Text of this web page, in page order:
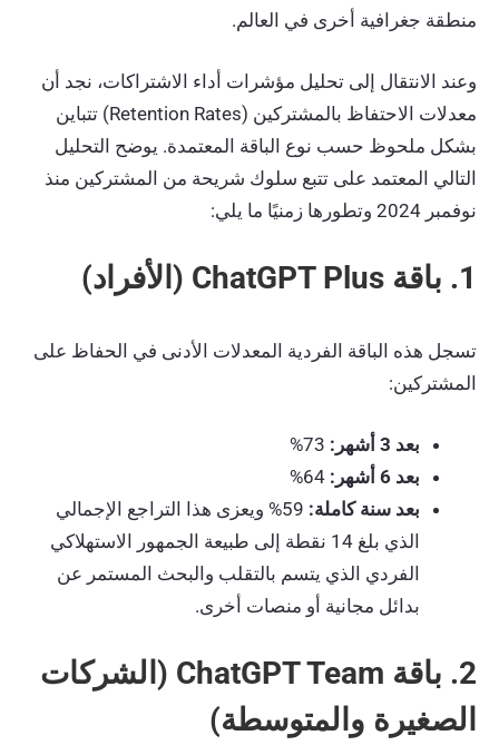
منطقة جغرافية أخرى في العالم.
وعند الانتقال إلى تحليل مؤشرات أداء الاشتراكات، نجد أن
معدلات الاحتفاظ بالمشتركين (Retention Rates) تتباين
بشكل ملحوظ حسب نوع الباقة المعتمدة. يوضح التحليل
التالي المعتمد على تتبع سلوك شريحة من المشتركين منذ
نوفمبر 2024 وتطورها زمنيًا ما يلي:
1. باقة ChatGPT Plus (الأفراد)
تسجل هذه الباقة الفردية المعدلات الأدنى في الحفاظ على
المشتركين:
بعد 3 أشهر:
بعد 6 أشهر:
بعد سنة كاملة:
59% ويعزى هذا التراجع الإجمالي
الذي بلغ 14 نقطة إلى طبيعة الجمهور الاستهلاكي
الفردي الذي يتسم بالتقلب والبحث المستمر عن
بدائل مجانية أو منصات أخرى.
2. باقة ChatGPT Team (الشركات
الصغيرة والمتوسطة)